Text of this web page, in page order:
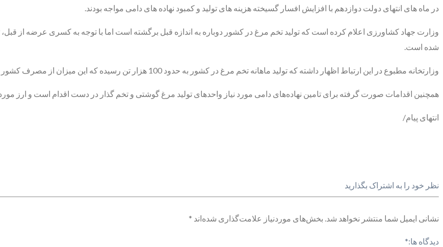
در ماه های انتهای دولت دوازدهم با افزایش افسار گسیخته هزینه های تولید و کمبود نهاده های دامی مواجه بودند.
وزارت جهاد کشاورزی اعلام کرده است که تولید تخم مرغ در کشور دوباره به اندازه قبل برگشته است اما با توجه به کسری عرضه از
شده است.
وزارتخانه‌ مطبوع در این ارتباط اظهار داشته که تولید ماهانه تخم مرغ در کشور به حدود 100 هزار تن رسیده که این میزان از مصرف کشور کمی بیشتر است.
همچنین اقدامات صورت گرفته برای تامین نهاده‌های دامی مورد نیاز واحد‌های تولید مرغ گوشتی و تخم گذار در دست اقدام است و ارز
انتهای پیام/
نظر خود را به اشتراک بگذارید
نشانی ایمیل شما منتشر نخواهد شد. بخش‌های موردنیاز علامت‌گذاری شده‌اند *
دیدگاه ها:*